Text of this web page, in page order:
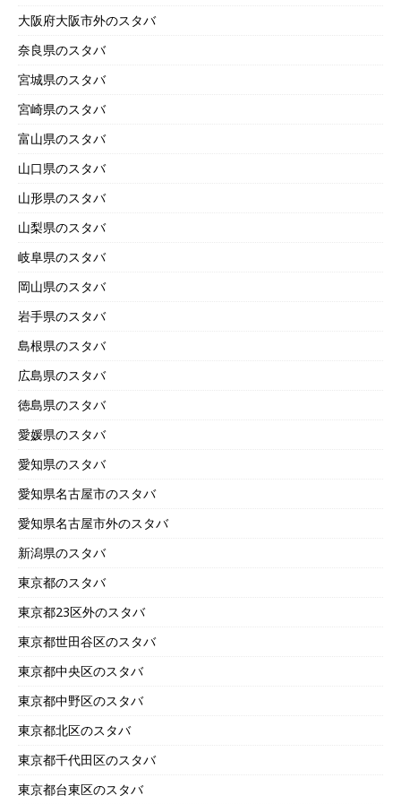
大阪府大阪市外のスタバ
奈良県のスタバ
宮城県のスタバ
宮崎県のスタバ
富山県のスタバ
山口県のスタバ
山形県のスタバ
山梨県のスタバ
岐阜県のスタバ
岡山県のスタバ
岩手県のスタバ
島根県のスタバ
広島県のスタバ
徳島県のスタバ
愛媛県のスタバ
愛知県のスタバ
愛知県名古屋市のスタバ
愛知県名古屋市外のスタバ
新潟県のスタバ
東京都のスタバ
東京都23区外のスタバ
東京都世田谷区のスタバ
東京都中央区のスタバ
東京都中野区のスタバ
東京都北区のスタバ
東京都千代田区のスタバ
東京都台東区のスタバ